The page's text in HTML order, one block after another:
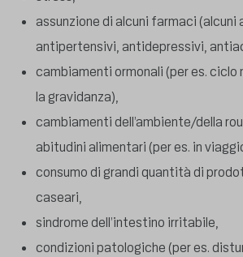
assunzione di alcuni farmaci
antipertensivi, antidepressivi,
cambiamenti ormonali (per es. ciclo
la gravidanza),
cambiamenti dell’ambiente/della
abitudini alimentari (per es. in
consumo di grandi quantità di
caseari,
sindrome dell’intestino irritabile,
condizioni patologiche (per es.